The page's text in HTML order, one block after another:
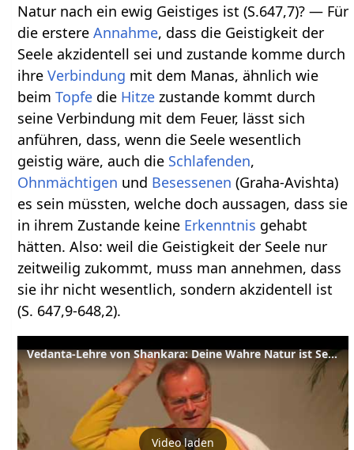
Natur nach ein ewig Geistiges ist (S.647,7)? — Für
die erstereAnnahme, dass die Geistigkeit der
Seele akzidentell sei und zustande komme durch
ihreVerbindung mit dem Manas, ähnlich wie
beimTopfe die Hitze zustande kommt durch
seine Verbindung mit dem Feuer, lässt sich
anführen, dass, wenn die Seele wesentlich
geistig wäre, auch die Schlafenden,
Ohnmächtigen und Besessenen (Graha-Avishta)
es sein müssten, welche doch aussagen, dass sie
in ihrem Zustande keine Erkenntnis gehabt
hätten. Also: weil die Geistigkeit der Seele nur
zeitweilig zukommt, muss man annehmen, dass
sie ihr nicht wesentlich, sondern akzidentell ist
(S. 647,9-648,2).
Vedanta-Lehre von Shankara: Deine Wahre Natur ist Sein Wissen und Glückseligkeit
Video laden